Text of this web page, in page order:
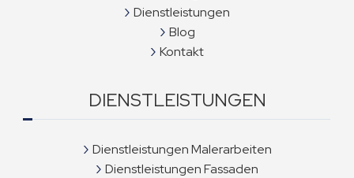
Dienstleistungen
Blog
Kontakt
DIENSTLEISTUNGEN
Dienstleistungen Malerarbeiten
Dienstleistungen Fassaden